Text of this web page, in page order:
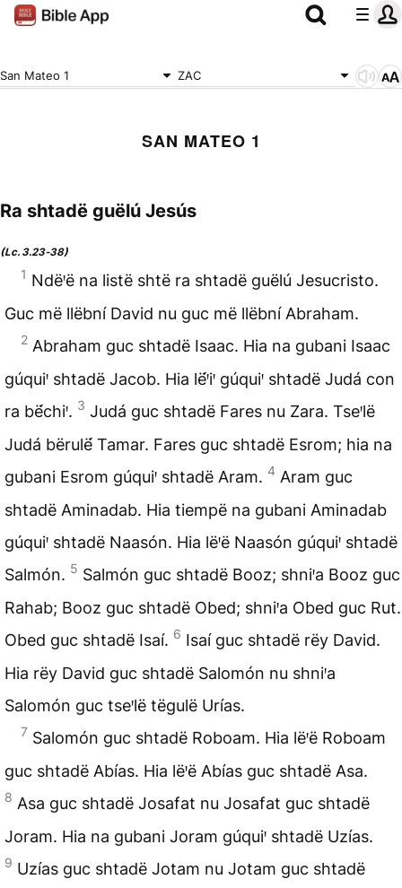
San Mateo 1 ZAC
SAN MATEO 1
Ra shtadë guëlú Jesús
(Lc. 3.23‑38)
1 Ndëꞌë na listë shtë ra shtadë guëlú Jesucristo.
Guc më llëbní David nu guc më llëbní Abraham.
2 Abraham guc shtadë Isaac. Hia na gubani Isaac
gúquiꞌ shtadë Jacob. Hia lë́ꞌiꞌ gúquiꞌ shtadë Judá con
ra bë́chiꞌ. 3 Judá guc shtadë Fares nu Zara. Tseꞌlë
Judá bërulë́ Tamar. Fares guc shtadë Esrom; hia na
gubani Esrom gúquiꞌ shtadë Aram. 4 Aram guc
shtadë Aminadab. Hia tiempë na gubani Aminadab
gúquiꞌ shtadë Naasón. Hia lëꞌë Naasón gúquiꞌ shtadë
Salmón. 5 Salmón guc shtadë Booz; shniꞌa Booz guc
Rahab; Booz guc shtadë Obed; shniꞌa Obed guc Rut.
Obed guc shtadë Isaí. 6 Isaí guc shtadë rëy David.
Hia rëy David guc shtadë Salomón nu shniꞌa
Salomón guc tseꞌlë tëgulë Urías.
7 Salomón guc shtadë Roboam. Hia lëꞌë Roboam
guc shtadë Abías. Hia lëꞌë Abías guc shtadë Asa.
8 Asa guc shtadë Josafat nu Josafat guc shtadë
Joram. Hia na gubani Joram gúquiꞌ shtadë Uzías.
9 Uzías guc shtadë Jotam nu Jotam guc shtadë